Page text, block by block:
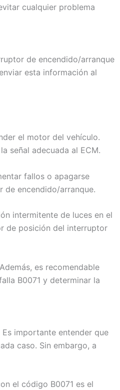
cualquier problema
de encendido/arranque
esta información al
el motor del vehículo.
señal adecuada al ECM.
fallos o apagarse
de encendido/arranque.
intermitente de luces en el
de posición del interruptor
es recomendable
B0071 y determinar la
importante entender que
caso. Sin embargo, a
el código B0071 es el